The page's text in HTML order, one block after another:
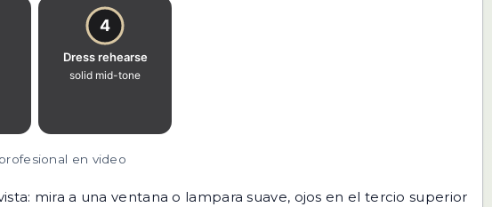
en video
mira a una ventana o lampara suave, ojos en el tercio superior